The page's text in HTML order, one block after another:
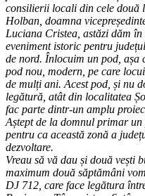
consilierii locali din cele două
Holban, doamna
Luciana Cristea, astăzi dăm
eveniment istoric pentru
de nord. Înlocuim un pod, așa
pod nou, modern, pe care
de mulți ani. Acest pod, și nu
legătură, atât din localitatea
fac parte dintr-un amplu
Aștept de la domnul primar
pentru ca această zonă a
dezvoltare.
Vreau să vă dau și două vești
maximum două săptămâni
DJ 712, care face legătura